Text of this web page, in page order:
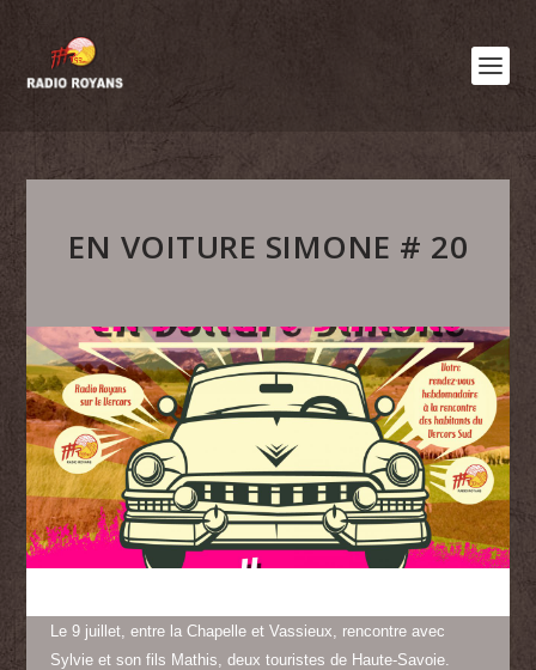
EN VOITURE SIMONE # 20
Le 9 juillet, entre la Chapelle et Vassieux, rencontre avec
Sylvie et son fils Mathis, deux touristes de Haute-Savoie.